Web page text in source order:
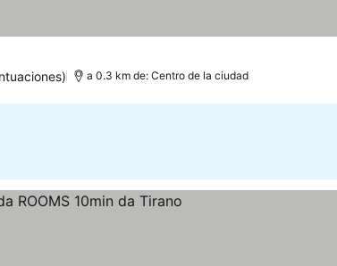
a 0.3 km de: Centro de la ciudad